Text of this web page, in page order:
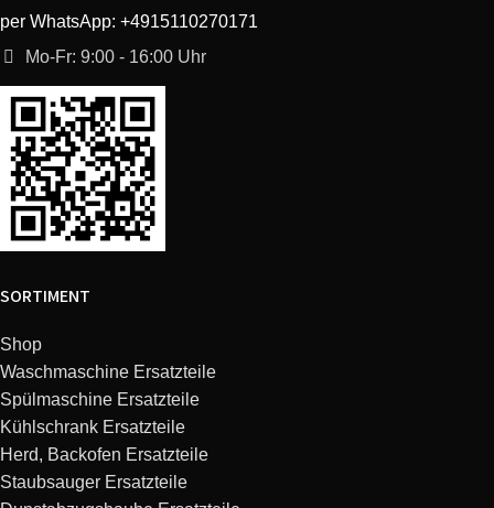
per WhatsApp: +4915110270171
Mo-Fr: 9:00 - 16:00 Uhr
SORTIMENT
Shop
Waschmaschine Ersatzteile
Spülmaschine Ersatzteile
Kühlschrank Ersatzteile
Herd, Backofen Ersatzteile
Staubsauger Ersatzteile